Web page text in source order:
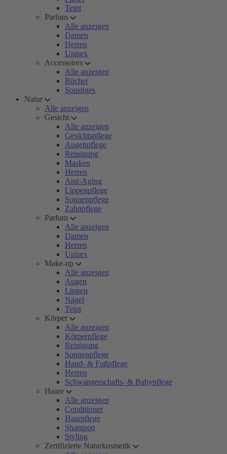
Teint
Parfum
Alle anzeigen
Damen
Herren
Unisex
Accessoires
Alle anzeigen
Bücher
Sonstiges
Natur
Alle anzeigen
Gesicht
Alle anzeigen
Gesichtspflege
Augenpflege
Reinigung
Masken
Herren
Anti-Aging
Lippenpflege
Sonnenpflege
Zahnpflege
Parfum
Alle anzeigen
Damen
Herren
Unisex
Make-up
Alle anzeigen
Augen
Lippen
Nägel
Teint
Körper
Alle anzeigen
Körperpflege
Reinigung
Sonnenpflege
Hand- & Fußpflege
Herren
Schwangerschafts- & Babypflege
Haare
Alle anzeigen
Conditioner
Haarpflege
Shampoo
Styling
Zertifizierte Naturkosmetik